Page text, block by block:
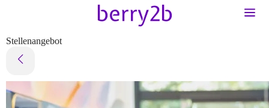
Stellenangebot